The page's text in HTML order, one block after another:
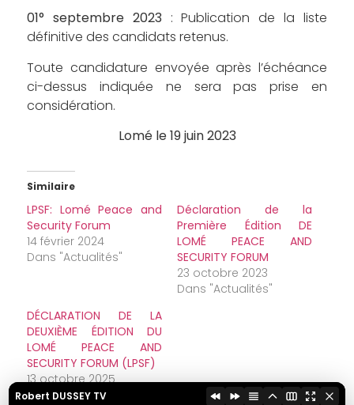
01° septembre 2023: Publication de la liste
définitive des candidats retenus.
Toute candidature envoyée après l’échéance
ci-dessus indiquée ne sera pas prise en
considération.
Lomé le 19 juin 2023
Similaire
LPSF: Lomé Peace and
Security Forum
14 février 2024
Dans "Actualités"
Déclaration de la
Première Édition DE
LOMÉ PEACE AND
SECURITY FORUM
23 octobre 2023
Dans "Actualités"
DÉCLARATION DE LA
DEUXIÈME ÉDITION DU
LOMÉ PEACE AND
SECURITY FORUM (LPSF)
13 octobre 2025
Dans "Actualités"
Robert DUSSEY TV